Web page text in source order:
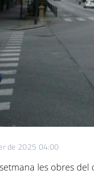
de 2025 04:00
les obres